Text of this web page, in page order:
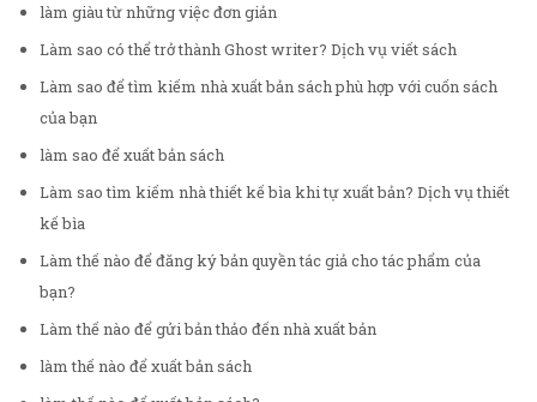
làm giàu từ những việc đơn giản
Làm sao có thể trở thành Ghost writer? Dịch vụ viết sách
Làm sao để tìm kiếm nhà xuất bản sách phù hợp với cuốn sách
của bạn
làm sao để xuất bản sách
Làm sao tìm kiếm nhà thiết kế bìa khi tự xuất bản? Dịch vụ thiết
kế bìa
Làm thế nào để đăng ký bản quyền tác giả cho tác phẩm của
bạn?
Làm thế nào để gửi bản thảo đến nhà xuất bản
làm thế nào để xuất bản sách